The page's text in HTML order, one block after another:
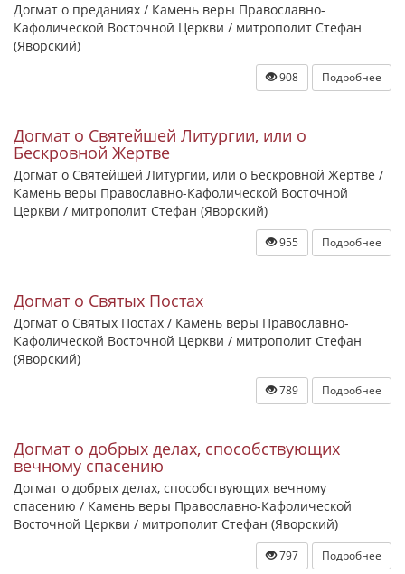
Догмат о преданиях / Камень веры Православно-
Кафолической Восточной Церкви / митрополит Стефан
(Яворский)
908 Подробнее
Догмат о Святейшей Литургии, или о
Бескровной Жертве
Догмат о Святейшей Литургии, или о Бескровной Жертве /
Камень веры Православно-Кафолической Восточной
Церкви / митрополит Стефан (Яворский)
955 Подробнее
Догмат о Святых Постах
Догмат о Святых Постах / Камень веры Православно-
Кафолической Восточной Церкви / митрополит Стефан
(Яворский)
789 Подробнее
Догмат о добрых делах, способствующих
вечному спасению
Догмат о добрых делах, способствующих вечному
спасению / Камень веры Православно-Кафолической
Восточной Церкви / митрополит Стефан (Яворский)
797 Подробнее